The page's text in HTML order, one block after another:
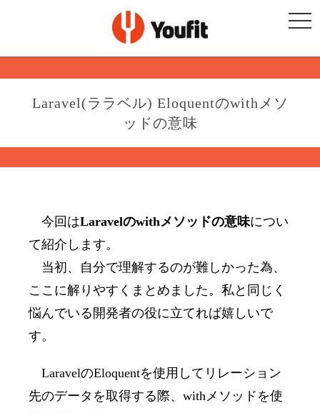
Laravel(ララベル) Eloquentのwithメソ
ッドの意味
今回はLaravelのwithメソッドの意味につい
て紹介します。
当初、自分で理解するのが難しかった為、
ここに解りやすくまとめました。私と同じく
悩んでいる開発者の役に立てれば嬉しいで
す。
LaravelのEloquentを使用してリレーション
先のデータを取得する際、withメソッドを使